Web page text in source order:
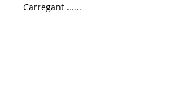
Carregant ......